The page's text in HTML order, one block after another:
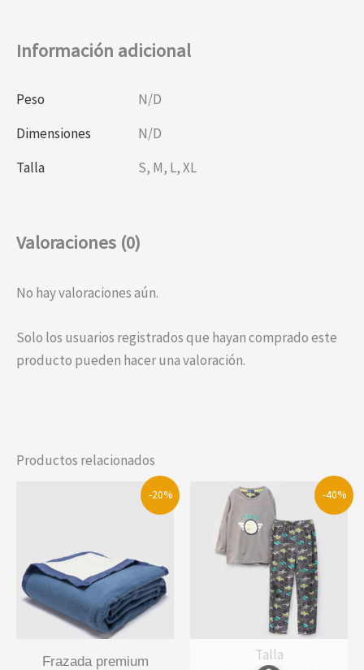
Información adicional
Peso
N/D
Dimensiones
N/D
Talla
S, M, L,XL
Valoraciones (0)
No hay valoraciones aún.
Solo los usuarios registrados que hayan comprado este
producto pueden hacer una valoración.
Productos relacionados
-20%
frazada premium
-40%
Talla